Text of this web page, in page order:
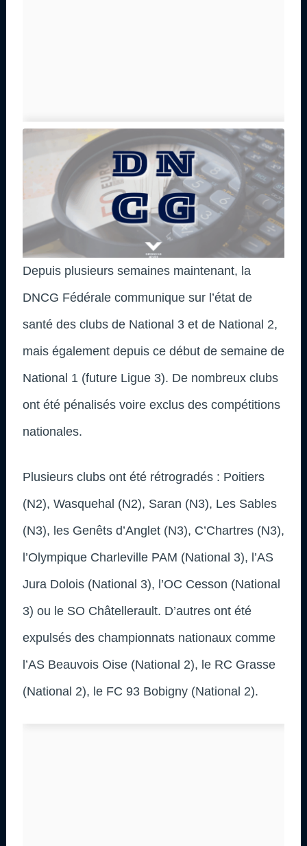
Depuis plusieurs semaines maintenant, la
DNCG Fédérale communique sur l’état de
santé des clubs de National 3 et de National 2,
mais également depuis ce début de semaine de
National 1 (future Ligue 3). De nombreux clubs
ont été pénalisés voire exclus des compétitions
nationales.
Plusieurs clubs ont été rétrogradés : Poitiers
(N2), Wasquehal (N2), Saran (N3), Les Sables
(N3), les Genêts d’Anglet (N3), C’Chartres (N3),
l’Olympique Charleville PAM (National 3), l’AS
Jura Dolois (National 3), l’OC Cesson (National
3) ou le SO Châtellerault. D’autres ont été
expulsés des championnats nationaux comme
l’AS Beauvois Oise (National 2), le RC Grasse
(National 2), le FC 93 Bobigny (National 2).